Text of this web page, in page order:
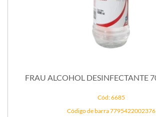
Cód: 6685
Código de barra 7795422002376